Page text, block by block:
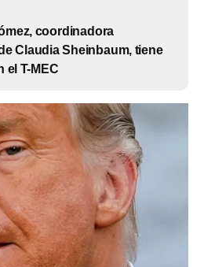
coordinadora
Claudia Sheinbaum, tiene
el T-MEC